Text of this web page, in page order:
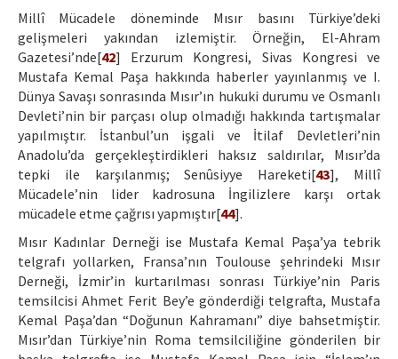
Millî Mücadele döneminde Mısır basını Türkiye’deki
gelişmeleri yakından izlemiştir. Örneğin, El-Ahram
Gazetesi’nde[42] Erzurum Kongresi, Sivas Kongresi ve
Mustafa Kemal Paşa hakkında haberler yayınlanmış ve I.
Dünya Savaşı sonrasında Mısır’ın hukuki durumu ve Osmanlı
Devleti’nin bir parçası olup olmadığı hakkında tartışmalar
yapılmıştır. İstanbul’un işgali ve İtilaf Devletleri’nin
Anadolu’da gerçekleştirdikleri haksız saldırılar, Mısır’da
tepki ile karşılanmış; Senûsiyye Hareketi[43], Millî
Mücadele’nin lider kadrosuna İngilizlere karşı ortak
mücadele etme çağrısı yapmıştır[44].
Mısır Kadınlar Derneği ise Mustafa Kemal Paşa’ya tebrik
telgrafı yollarken, Fransa’nın Toulouse şehrindeki Mısır
Derneği, İzmir’in kurtarılması sonrası Türkiye’nin Paris
temsilcisi Ahmet Ferit Bey’e gönderdiği telgrafta, Mustafa
Kemal Paşa’dan “Doğunun Kahramanı” diye bahsetmiştir.
Mısır’dan Türkiye’nin Roma temsilciliğine gönderilen bir